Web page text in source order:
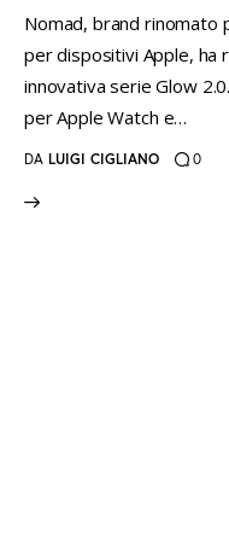
Nomad, brand rinomato
per dispositivi Apple, ha
innovativa serie Glow
per Apple Watch e…
DA LUIGI CIGLIANO 0